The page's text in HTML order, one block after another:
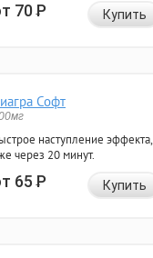
70Р Купить
Софт
наступление эффекта,
через 20 минут.
65Р Купить